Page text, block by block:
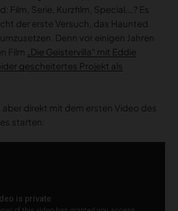
Film, Serie, Kurzfilm, Special,…? Es
der erste Versuch, das Haunted
Denn vor einigen Jahren
Film
„Die Geistervilla“ mit Eddie
gescheitertes Projekt als
aber direkt mit dem ersten Video des
starten: